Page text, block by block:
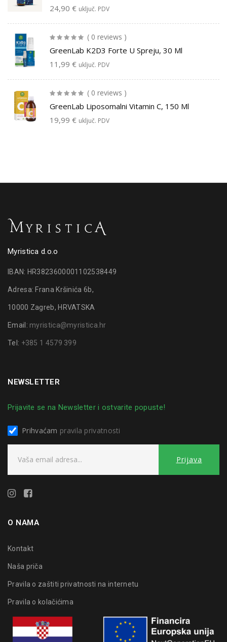
24,90 € uključ. PDV
( 0 reviews )
GreenLab K2D3 Forte U Spreju, 30 Ml
11,99 € uključ. PDV
( 0 reviews )
GreenLab Liposomalni Vitamin C, 150 Ml
19,99 € uključ. PDV
Myristica d.o.o
IBAN: HR3823600001102538449
Adresa: Frana Kršinića 6b,
10000 Zagreb, HRVATSKA
Email: myristica@myristica.hr
Tel: +385 1 4579 399
NEWSLETTER
Prijavite se na Newsletter i ostvarite popuste!
Prihvaćam pravila privatnosti
O NAMA
Kontakt
Naša priča
Pravila o zaštiti privatnosti na internetu
Pravila o kolačićima